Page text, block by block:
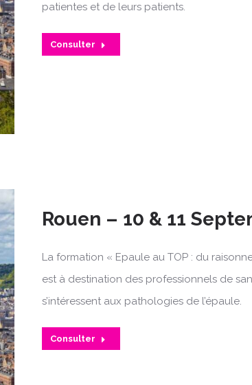
patientes et de leurs patients.
Consulter
Rouen – 10 & 11
La formation « Epaule au TOP : du
est à destination des professionnels de
s’intéressent aux pathologies de l’épaule.
Consulter